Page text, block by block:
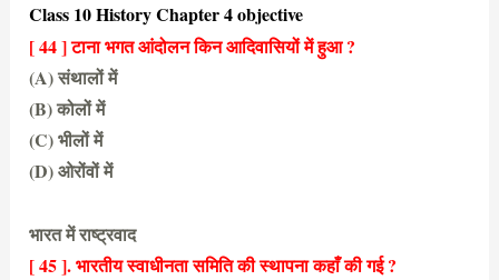
Class 10 History Chapter 4 objective
[ 44 ] टाना भगत आंदोलन किन आदिवासियों में हुआ ?
(A) संथालों में
(B) कोलों में
(C) भीलों में
(D) ओरोंवों में
भारत में राष्ट्रवाद
[ 45 ]. भारतीय स्वाधीनता समिति की स्थापना कहाँ की गई ?